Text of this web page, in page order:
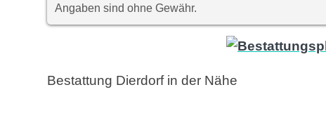
Angaben sind ohne Gewähr.
Bestattung Dierdorf in der Nähe